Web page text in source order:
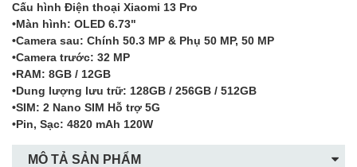
Cấu hình Điện thoại Xiaomi 13 Pro
•Màn hình: OLED 6.73"
•Camera sau: Chính 50.3 MP & Phụ 50 MP, 50 MP
•Camera trước: 32 MP
•RAM: 8GB / 12GB
•Dung lượng lưu trữ: 128GB / 256GB / 512GB
•SIM: 2 Nano SIM Hỗ trợ 5G
•Pin, Sạc: 4820 mAh 120W
MÔ TẢ SẢN PHẨM